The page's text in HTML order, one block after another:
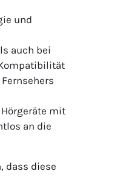
und
auch bei
mit
an die
dass diese